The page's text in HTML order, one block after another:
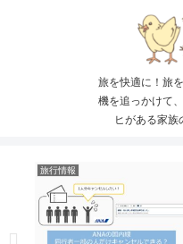
旅を快適に！旅
機を追っかけて
ヒがある家族
旅行情報